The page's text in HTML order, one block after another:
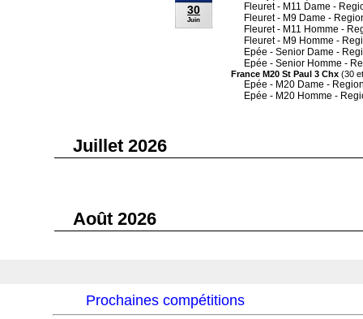
30
Juin
Fleuret - M11 Dame -
Fleuret - M9 Dame -
Fleuret - M11 Homme -
Fleuret - M9 Homme -
Epée - Senior Dame -
Epée - Senior Homme -
France M20 St Paul 3 Chx (30
Epée - M20 Dame -
Epée - M20 Homme -
Juillet 2026
Août 2026
Prochaines compétitions